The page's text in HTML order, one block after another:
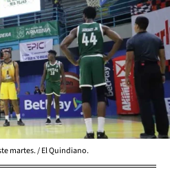
martes. / El Quindiano.